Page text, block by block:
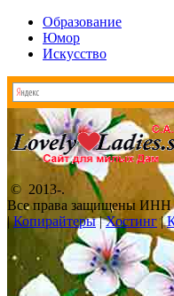
Образование
Юмор
Искусство
© 2013-.
Все права защищены ИНН
|Копирайтеры|Хостинг|